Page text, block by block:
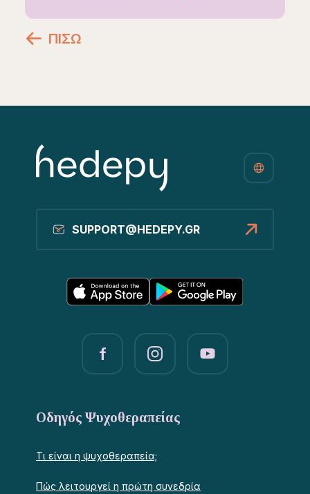
ΠΙΣΩ
SUPPORT@HEDEPY.GR
Οδηγός Ψυχοθεραπείας
Τι είναι η ψυχοθεραπεία;
Πώς λειτουργεί η πρώτη συνεδρία